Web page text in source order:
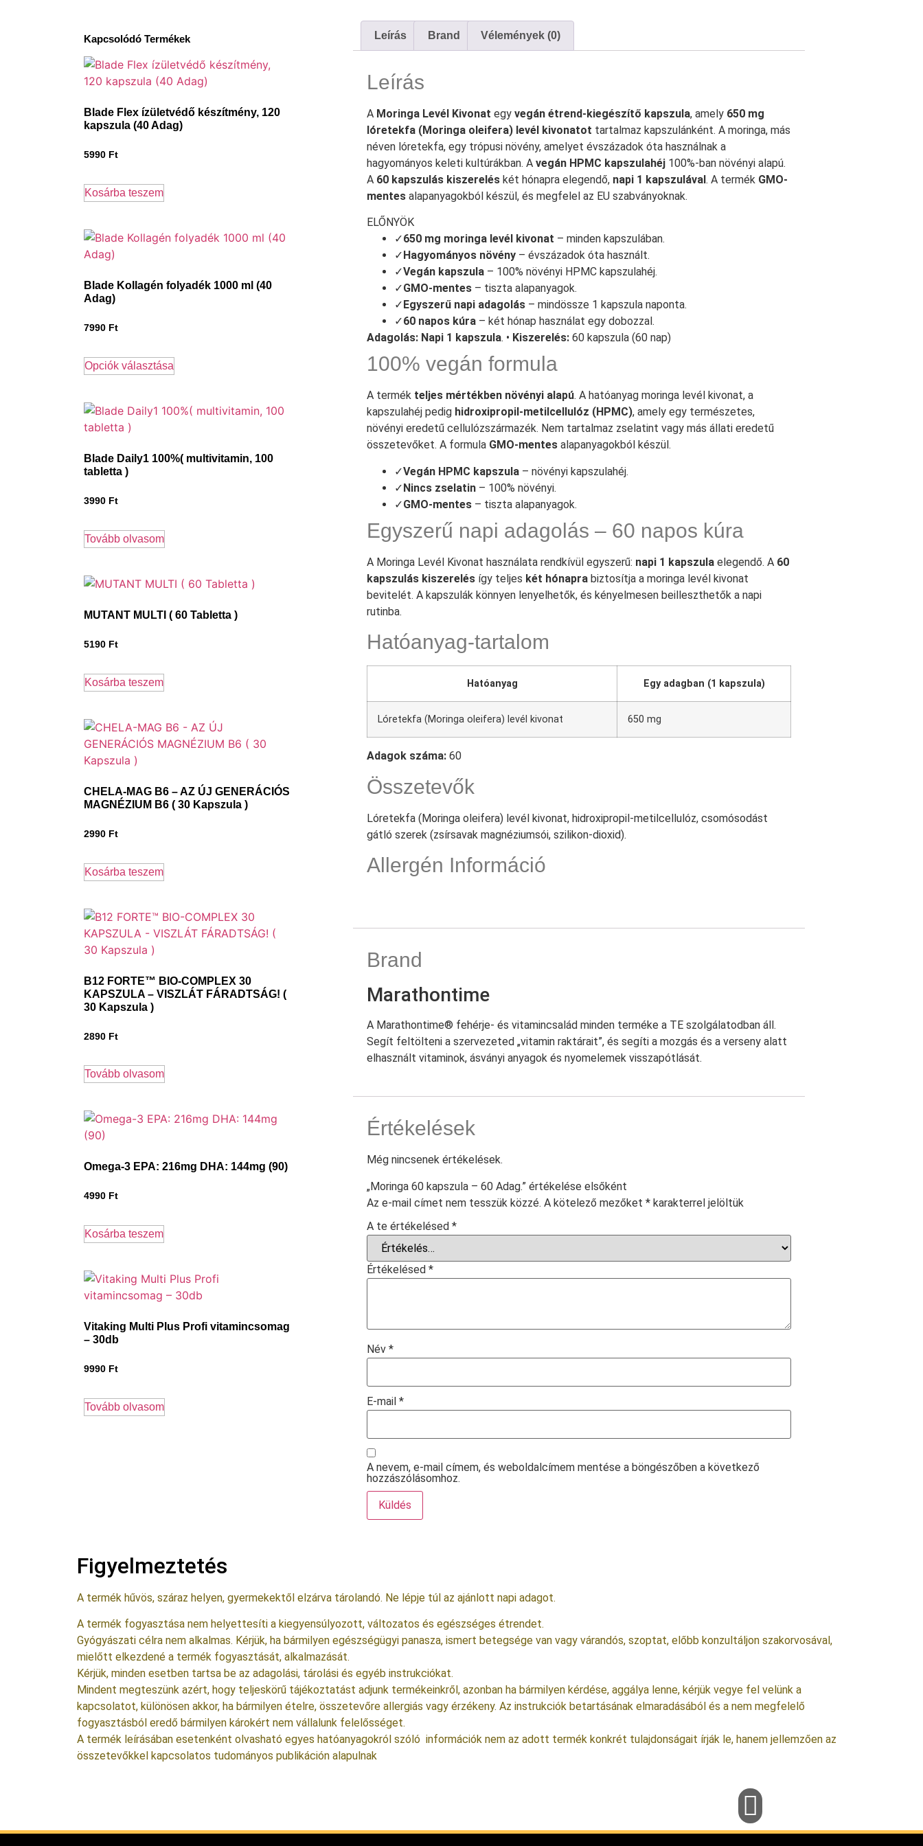
Kapcsolódó Termékek
Blade Flex ízületvédő készítmény, 120
kapszula (40 Adag)
5990 Ft
Kosárba teszem
Blade Kollagén folyadék 1000 ml (40
Adag)
7990 Ft
Opciók választása
Blade Daily1 100%( multivitamin, 100
tabletta )
3990 Ft
Tovább olvasom
MUTANT MULTI ( 60 Tabletta )
5190 Ft
Kosárba teszem
CHELA-MAG B6 – AZ ÚJ GENERÁCIÓS
MAGNÉZIUM B6 ( 30 Kapszula )
2990 Ft
Kosárba teszem
B12 FORTE™ BIO-COMPLEX 30
KAPSZULA – VISZLÁT FÁRADTSÁG! (
30 Kapszula )
2890 Ft
Tovább olvasom
Omega-3 EPA: 216mg DHA: 144mg (90)
4990 Ft
Kosárba teszem
Vitaking Multi Plus Profi vitamincsomag
– 30db
9990 Ft
Tovább olvasom
Leírás Brand Vélemények (0)
Leírás
A Moringa Levél Kivonat egy vegán étrend-kiegészítő kapszula, amely 650 mg
lóretekfa (Moringa oleifera) levél kivonatot tartalmaz kapszulánként. A moringa, más
néven lóretekfa, egy trópusi növény, amelyet évszázadok óta használnak a
hagyományos keleti kultúrákban. A vegán HPMC kapszulahéj 100%-ban növényi alapú.
A 60 kapszulás kiszerelés két hónapra elegendő, napi 1 kapszulával. A termék GMO-
mentes alapanyagokból készül, és megfelel az EU szabványoknak.
ELŐNYÖK
✓650 mg moringa levél kivonat – minden kapszulában.
✓ Hagyományos növény – évszázadok óta használt.
✓Vegán kapszula – 100% növényi HPMC kapszulahéj.
✓GMO-mentes – tiszta alapanyagok.
✓ Egyszerű napi adagolás – mindössze 1 kapszula naponta.
✓60 napos kúra – két hónap használat egy dobozzal.
Adagolás: Napi 1 kapszula. • Kiszerelés: 60 kapszula (60 nap)
100% vegán formula
A termék teljes mértékben növényi alapú. A hatóanyag moringa levél kivonat, a
kapszulahéj pedig hidroxipropil-metilcellulóz (HPMC), amely egy természetes,
növényi eredetű cellulózszármazék. Nem tartalmaz zselatint vagy más állati eredetű
összetevőket. A formula GMO-mentes alapanyagokból készül.
✓Vegán HPMC kapszula – növényi kapszulahéj.
✓Nincs zselatin – 100% növényi.
✓GMO-mentes – tiszta alapanyagok.
Egyszerű napi adagolás – 60 napos kúra
A Moringa Levél Kivonat használata rendkívül egyszerű: napi 1 kapszula elegendő. A 60
kapszulás kiszerelés így teljes két hónapra biztosítja a moringa levél kivonat
bevitelét. A kapszulák könnyen lenyelhetők, és kényelmesen beilleszthetők a napi
rutinba.
Hatóanyag-tartalom
Hatóanyag Egy adagban (1 kapszula)
Lóretekfa (Moringa oleifera) levél kivonat 650 mg
Adagok száma: 60
Összetevők
Lóretekfa (Moringa oleifera) levél kivonat, hidroxipropil-metilcellulóz, csomósodást
gátló szerek (zsírsavak magnéziumsói, szilikon-dioxid).
Allergén Információ
Brand
Marathontime
A Marathontime® fehérje- és vitamincsalád minden terméke a TE szolgálatodban áll.
Segít feltölteni a szervezeted „vitamin raktárait”, és segíti a mozgás és a verseny alatt
elhasznált vitaminok, ásványi anyagok és nyomelemek visszapótlását.
Értékelések
Még nincsenek értékelések.
„Moringa 60 kapszula – 60 Adag.” értékelése elsőként
Az e-mail címet nem tesszük közzé. A kötelező mezőket * karakterrel jelöltük
A te értékelésed *
Értékelésed *
Név *
E-mail *
A nevem, e-mail címem, és weboldalcímem mentése a böngészőben a következő
hozzászólásomhoz.
Figyelmeztetés
A termék hűvös, száraz helyen, gyermekektől elzárva tárolandó. Ne lépje túl az ajánlott napi adagot.
A termék fogyasztása nem helyettesíti a kiegyensúlyozott, változatos és egészséges étrendet.
Gyógyászati célra nem alkalmas. Kérjük, ha bármilyen egészségügyi panasza, ismert betegsége van vagy várandós, szoptat, előbb konzultáljon szakorvosával,
mielőtt elkezdené a termék fogyasztását, alkalmazását.
Kérjük, minden esetben tartsa be az adagolási, tárolási és egyéb instrukciókat.
Mindent megteszünk azért, hogy teljeskörű tájékoztatást adjunk termékeinkről, azonban ha bármilyen kérdése, aggálya lenne, kérjük vegye fel velünk a
kapcsolatot, különösen akkor, ha bármilyen ételre, összetevőre allergiás vagy érzékeny. Az instrukciók betartásának elmaradásából és a nem megfelelő
fogyasztásból eredő bármilyen károkért nem vállalunk felelősséget.
A termék leírásában esetenként olvasható egyes hatóanyagokról szóló információk nem az adott termék konkrét tulajdonságait írják le, hanem jellemzően az
összetevőkkel kapcsolatos tudományos publikáción alapulnak